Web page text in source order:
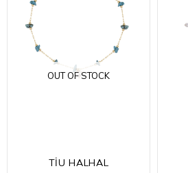
OUT OF STOCK
TİU HALHAL